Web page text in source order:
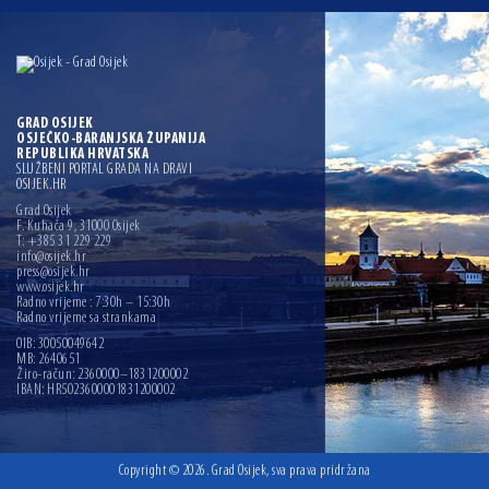
GRAD OSIJEK
OSJEČKO-BARANJSKA ŽUPANIJA
REPUBLIKA HRVATSKA
SLUŽBENI PORTAL GRADA NA DRAVI
OSIJEK.HR
Grad Osijek
F. Kuhača 9, 31000 Osijek
T: +385 31 229 229
info@osijek.hr
press@osijek.hr
www.osijek.hr
Radno vrijeme : 7:30h – 15:30h
Radno vrijeme sa strankama
OIB: 30050049642
MB: 2640651
Žiro-račun: 2360000–1831200002
IBAN: HR5023600001831200002
Copyright © 2026. Grad Osijek, sva prava pridržana